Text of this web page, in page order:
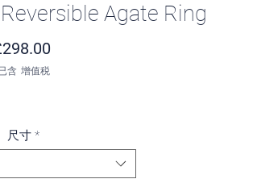
Agate Ring
價格
含 增值税
尺寸 *